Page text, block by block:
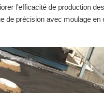
l’efficacité de production
de précision avec moulage